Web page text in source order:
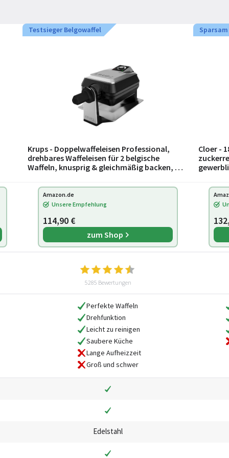
Testsieger Belgowaffel
Krups - Doppelwaffeleisen Professional,
drehbares Waffeleisen für 2 belgische
Waffeln, knusprig & gleichmäßig backen, 7
Sparsam
Cloer -
Amazon.de
Unsere Empfehlung
114,90 €
zum Shop
5285 Bewertungen
Perfekte Waffeln
Drehfunktion
Leicht zu reinigen
Saubere Küche
Lange Aufheizzeit
Groß und schwer
Edelstahl